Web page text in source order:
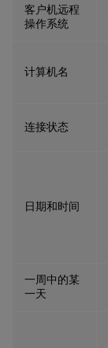
客户机远程
操作系统
计算机名
连接状态
日期和时间
一周中的某
一天